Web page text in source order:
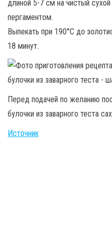
длиной 5-7 см на чистый
пергаментом.
Выпекать при 190°С до
18 минут.
Перед подачей по желанию
булочки из заварного теста
Источник